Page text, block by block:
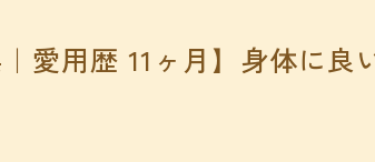
愛用歴 11ヶ月】身体に